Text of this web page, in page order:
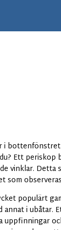
i
Ett
vinklar. Detta
som
populärt
annat i
uppfinningar